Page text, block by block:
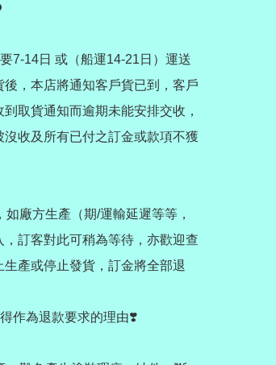
7-14日 或（船運14-21日）運送
，本店將通知客戶貨已到，客戶
取貨通知而逾期未能安排交收，
收及所有已付之訂金或款項不獲
廠方生產（期/運輸延遲等等，
訂客對此可稍為等待，亦歡迎查
產或停止發貨，訂金將全部退
作為退款要求的理由❣️